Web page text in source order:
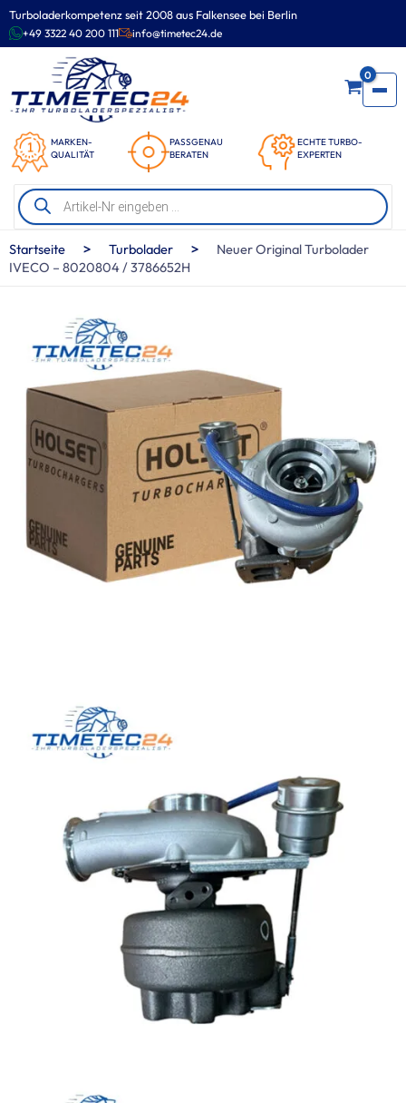
Turboladerkompetenz seit 2008 aus Falkensee bei Berlin
+49 3322 40 200 111 info@timetec24.de
MARKEN-
QUALITÄT
PASSGENAU
BERATEN
ECHTE TURBO-
EXPERTEN
0
Products
search
Zum
Inhalt
springen
Startseite > Turbolader >
Neuer Original Turbolader
IVECO – 8020804 / 3786652H